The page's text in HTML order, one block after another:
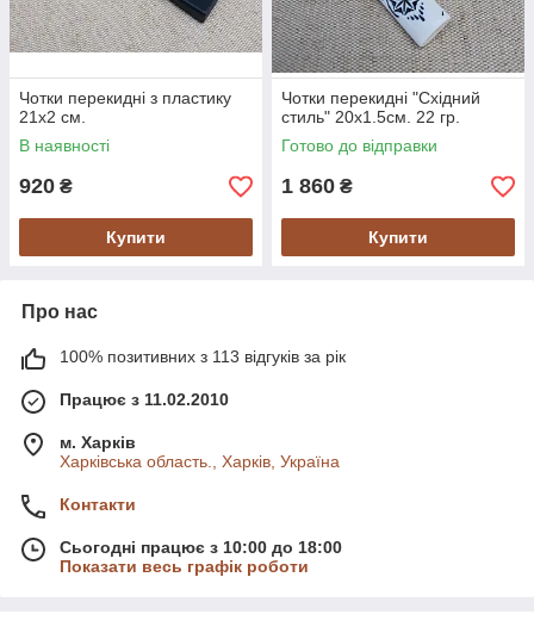
Чотки перекидні з пластику
21х2 см.
В наявності
920 ₴
Купити
Чотки перекидні "Східний
стиль" 20х1.5см. 22 гр.
Готово до відправки
1 860 ₴
Купити
Про нас
100% позитивних з 113 відгуків за рік
Працює з 11.02.2010
м. Харків
Харківська область., Харків, Україна
Контакти
Сьогодні працює з 10:00 до 18:00
Показати весь графік роботи